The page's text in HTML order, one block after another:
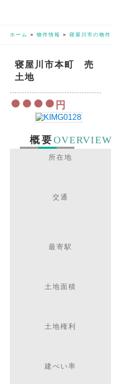
ホーム » 物件情報 » 寝屋川市の物件
寝屋川市本町 売
土地
●●●● 円
概要OVERVIEW
所在地
交通
最寄駅
土地面積
土地権利
建ぺい率